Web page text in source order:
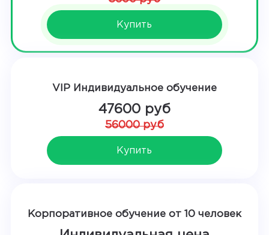
Купить
VIP Индивидуальное обучение
47600 руб
56000 руб
Купить
Корпоративное обучение от 10 человек